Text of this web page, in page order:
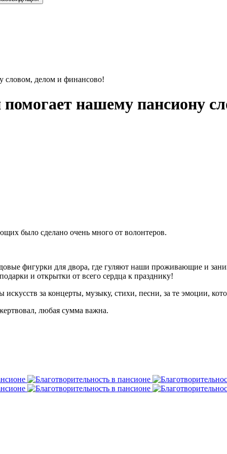
словом, делом и финансово!
нашему пансиону
было сделано очень много от волонтеров.
фигурки для двора, где гуляют наши проживающие и
и открытки от всего сердца к празднику!
за концерты, музыку, стихи, песни, за те эмоции,
любая сумма важна.